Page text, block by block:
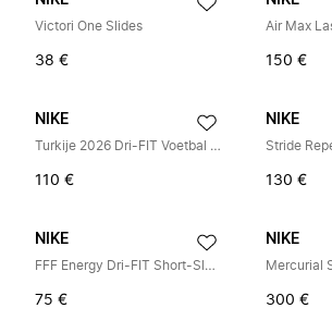
Victori One Slides
38 €
Air Max
150 €
NIKE
Turkije 2026 Dri-FIT Voetbal Replica Shirt
110 €
NIKE
130 €
NIKE
FFF Energy Dri-FIT Short-Sleeve Voetbalshirt
75 €
NIKE
300 €